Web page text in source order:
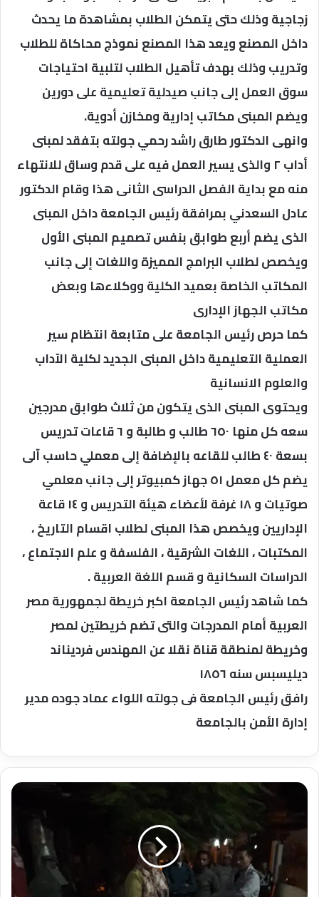
زجاجية وذلك حتى يتمكن الطلاب بمشاهدة ما يحدث
داخل المصنع ويعد هذا المصنع نموذج محاكاة للطلاب
وتدريب وذلك بهدف تأهيل الطلاب لتلبية احتياجات
سوق العمل إلى جانب صيدلية تعليمية على دورين
ويضم المبنى مكاتب إدارية ومخازن أدوية.
وانهى الدكتور طارق راشد رحمي جولته بتفقد لمبنى
أداب ٢ والذى يسير العمل فيه على قدم وساق للانتهاء
منه مع بداية الفصل الدراسى الثانى هذا وقام الدكتور
عادل السعدني بمرافقة رئيس الجامعة داخل المبنى
الذى يضم أربع طوابق بنفس تصميم المبنى الأول
ويخصص لطلاب البرامج المميزة واللغات إلى جانب
المكاتب الخاصة بعميد الكلية ووكلاءها وبعض
مكاتب الجهاز الإدارى
كما حرص رئيس الجامعة على متابعة انتظام سير
العملية التعليمية داخل المبنى الجديد لكلية الآداب
والعلوم الانسانية
ويحتوى المبنى الذى يتكون من ثلاث طوابق مدرجين
سعه كل منها ٦٥٠ طالب و طالبة و ٦ قاعات تدريس
بسعة ٤٠ طالب للقاعه بالإضافة إلى معملي حاسب آلى
يضم كل معمل ٥١ جهاز كمبيوتر إلى جانب معلمي
صوتيات و ١٨ غرفة لأعضاء هيئة التدريس و ١٤ قاعة
الإداريين ويخصص هذا المبنى لطلاب اقسام التاريخ ،
المكتبات ، اللغات الشرقية ، الفلسفة و علم الاجتماع ،
الدراسات السكانية و قسم اللغة العربية .
كما شاهد رئيس الجامعة اكبر خريطة لجمهورية مصر
العربية أمام المدرجات والتى تضم خريطتين لمصر
وخريطة لمنطقة قناة نقلا عن المهندس فرديناند
ديليسبس سنه ١٨٥٦
رافق رئيس الجامعة فى جولته اللواء عماد جوده مدير
إدارة الأمن بالجامعة
فريدة
الحمراء
للمخالفين